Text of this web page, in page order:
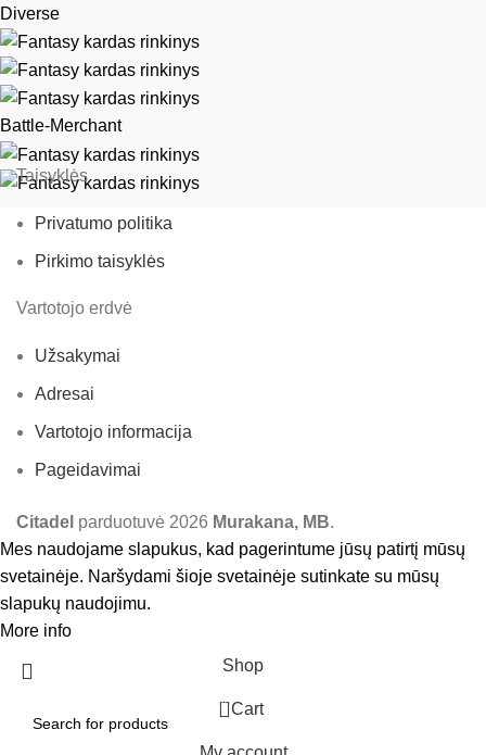
Diverse
Battle-Merchant
Taisyklės
Privatumo politika
Pirkimo taisyklės
Vartotojo erdvė
Užsakymai
Adresai
Vartotojo informacija
Pageidavimai
Citadel parduotuvė 2026 Murakana, MB.
Mes naudojame slapukus, kad pagerintume jūsų patirtį mūsų
svetainėje. Naršydami šioje svetainėje sutinkate su mūsų
slapukų naudojimu.
More info
Shop
0 Cart